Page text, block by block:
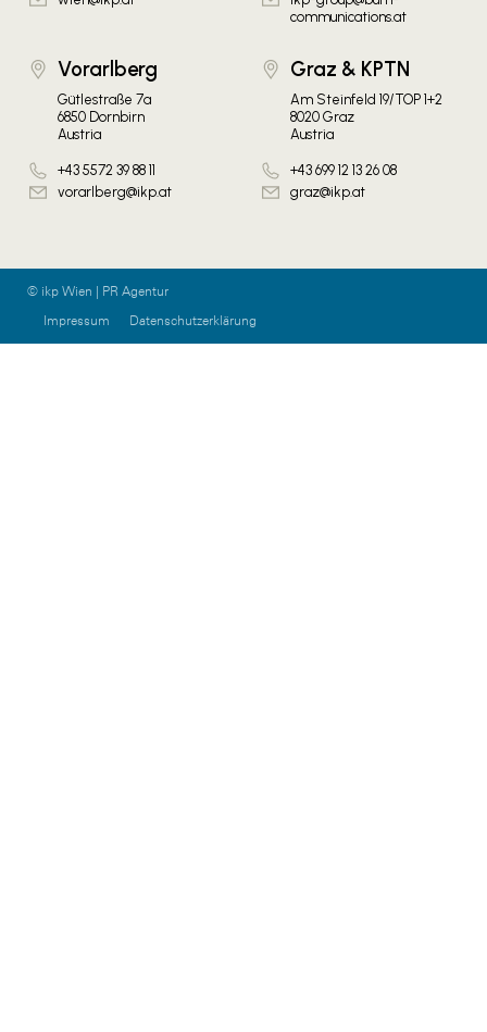
communications.at
Vorarlberg
Gütlestraße 7a
6850 Dornbirn
Austria
+43 5572 39 88 11
vorarlberg@ikp.at
Graz & KPTN
Am Steinfeld 19/TOP 1+2
8020 Graz
Austria
+43 699 12 13 26 08
graz@ikp.at
© ikp Wien | PR Agentur
Impressum
Datenschutzerklärung